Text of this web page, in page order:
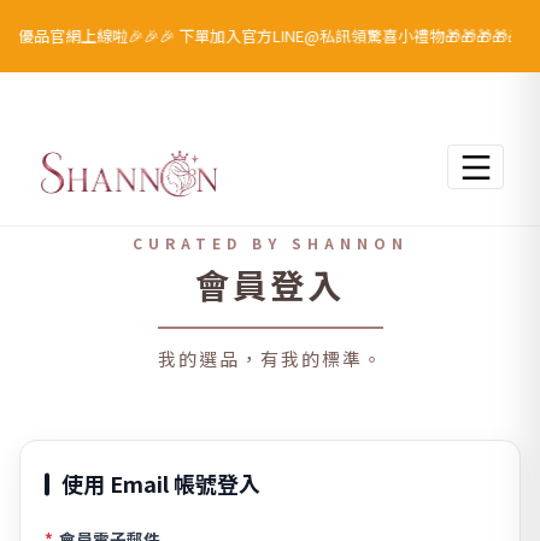
璇優品官網上線啦🎉🎉🎉 下單加入官方LINE@私訊領驚喜小禮物🎁🎁🎁🎁🎁
會員登入
使用 Email 帳號登入